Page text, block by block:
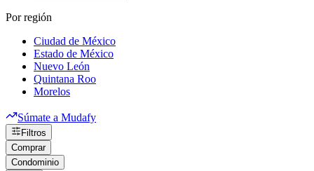
Por región
Ciudad de México
Estado de México
Nuevo León
Quintana Roo
Morelos
Súmate a Mudafy
Filtros
Comprar
Condominio